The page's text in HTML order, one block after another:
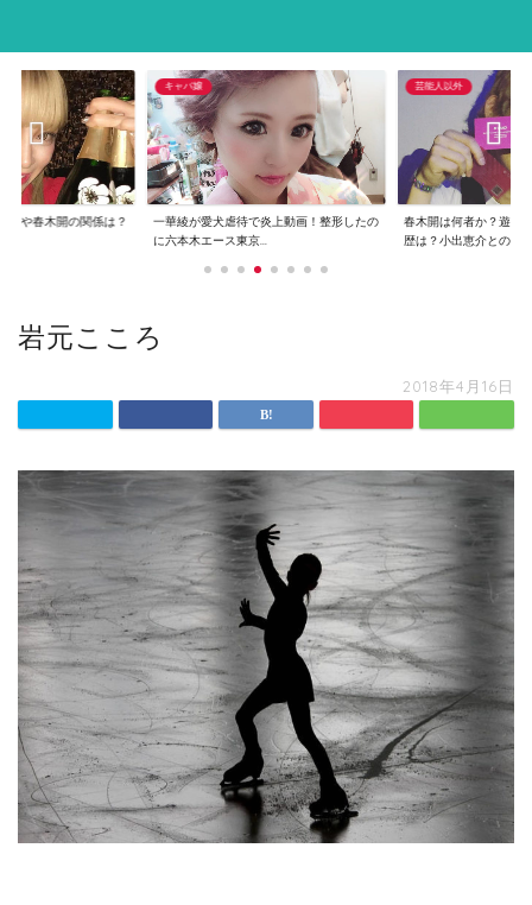
介や春木開の関係は？
キャバ嬢
一華綾が愛犬虐待で炎上動画！整形したの
に六本木エース東京...
芸能人以外
春木開は何者か？遊び
歴は？小出恵介との...
岩元こころ
2018年4月16日